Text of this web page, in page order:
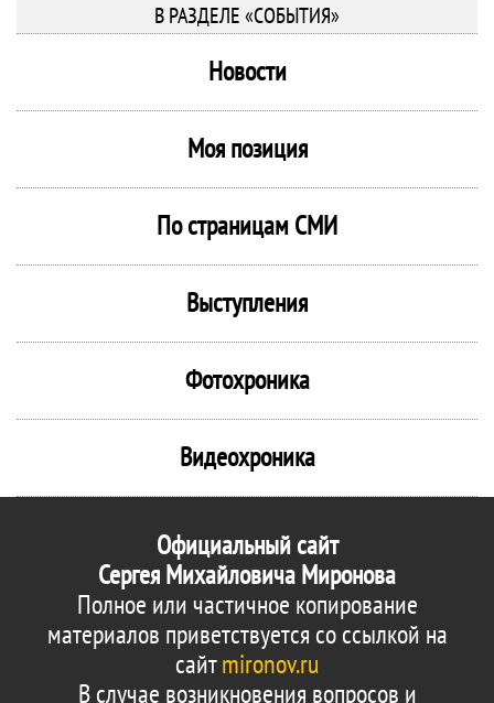
В РАЗДЕЛЕ «СОБЫТИЯ»
Новости
Моя позиция
По страницам СМИ
Выступления
Фотохроника
Видеохроника
Официальный сайт
Сергея Михайловича Миронова
Полное или частичное копирование
материалов приветствуется со ссылкой на
сайтmironov.ru
В случае возникновения вопросов и